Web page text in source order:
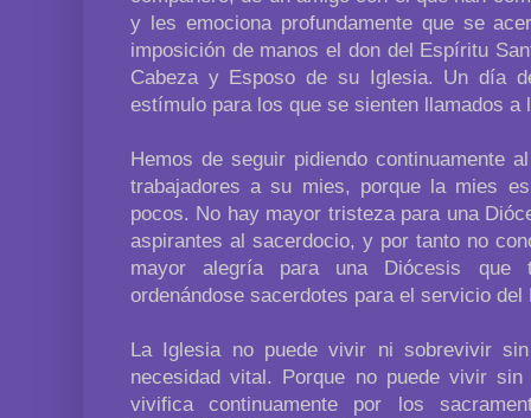
y les emociona profundamente que se
imposición de manos el don del Espíritu
Cabeza y Esposo de su Iglesia. Un día
estímulo para los que se sienten llamados a
Hemos de seguir pidiendo continuamente
trabajadores a su mies, porque la mies
pocos. No hay mayor tristeza para una
aspirantes al sacerdocio, y por tanto no
mayor alegría para una Diócesis que
ordenándose sacerdotes para el servicio del
La Iglesia no puede vivir ni sobrevivir
necesidad vital. Porque no puede vivir
vivifica continuamente por los